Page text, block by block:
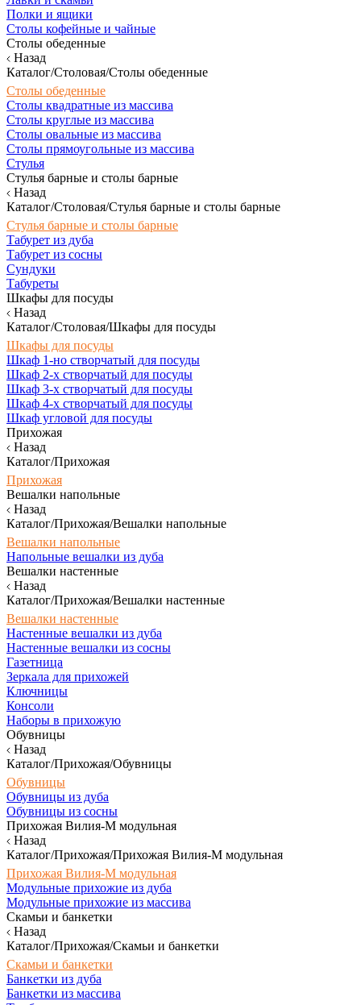
Полки и ящики
Столы кофейные и чайные
Столы обеденные
Назад
Каталог/Столовая/Столы обеденные
Столы обеденные
Столы квадратные из массива
Столы круглые из массива
Столы овальные из массива
Столы прямоугольные из массива
Стулья
Стулья барные и столы барные
Назад
Каталог/Столовая/Стулья барные и столы барные
Стулья барные и столы барные
Табурет из дуба
Табурет из сосны
Сундуки
Табуреты
Шкафы для посуды
Назад
Каталог/Столовая/Шкафы для посуды
Шкафы для посуды
Шкаф 1-но створчатый для посуды
Шкаф 2-х створчатый для посуды
Шкаф 3-х створчатый для посуды
Шкаф 4-х створчатый для посуды
Шкаф угловой для посуды
Прихожая
Назад
Каталог/Прихожая
Прихожая
Вешалки напольные
Назад
Каталог/Прихожая/Вешалки напольные
Вешалки напольные
Напольные вешалки из дуба
Вешалки настенные
Назад
Каталог/Прихожая/Вешалки настенные
Вешалки настенные
Настенные вешалки из дуба
Настенные вешалки из сосны
Газетница
Зеркала для прихожей
Ключницы
Консоли
Наборы в прихожую
Обувницы
Назад
Каталог/Прихожая/Обувницы
Обувницы
Обувницы из дуба
Обувницы из сосны
Прихожая Вилия-М модульная
Назад
Каталог/Прихожая/Прихожая Вилия-М модульная
Прихожая Вилия-М модульная
Модульные прихожие из дуба
Модульные прихожие из массива
Скамьи и банкетки
Назад
Каталог/Прихожая/Скамьи и банкетки
Скамьи и банкетки
Банкетки из дуба
Банкетки из массива